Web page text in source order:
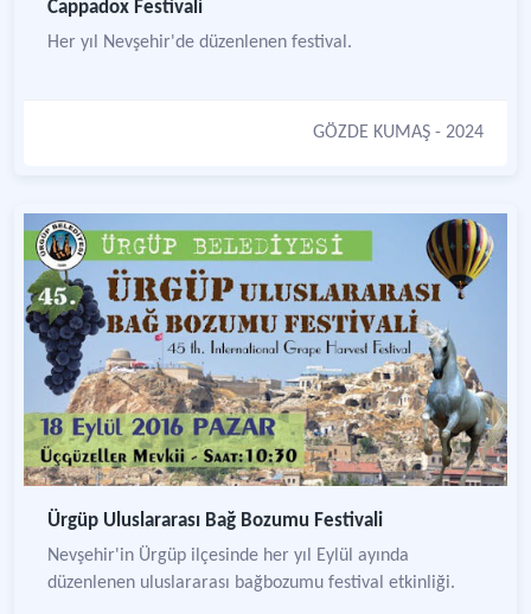
Cappadox Festivali
Her yıl Nevşehir'de düzenlenen festival.
GÖZDE KUMAŞ - 2024
Ürgüp Uluslararası Bağ Bozumu Festivali
Nevşehir'in Ürgüp ilçesinde her yıl Eylül ayında
düzenlenen uluslararası bağbozumu festival etkinliği.